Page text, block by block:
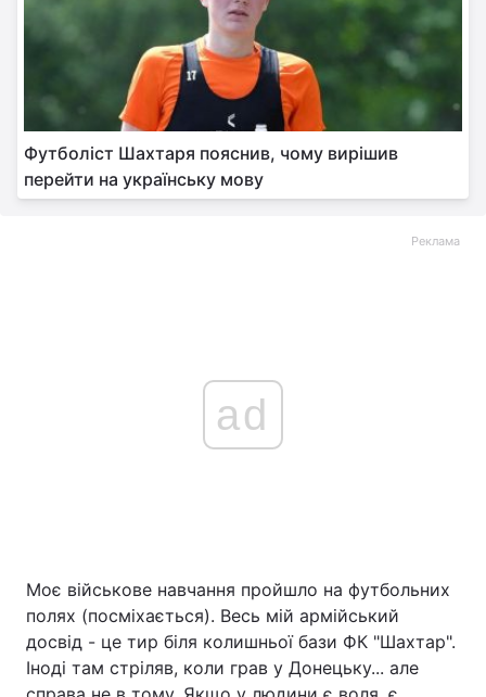
Футболіст Шахтаря пояснив, чому вирішив
перейти на українську мову
Реклама
ad
Моє військове навчання пройшло на футбольних
полях (посміхається). Весь мій армійський
досвід - це тир біля колишньої бази ФК "Шахтар".
Іноді там стріляв, коли грав у Донецьку... але